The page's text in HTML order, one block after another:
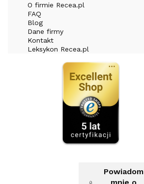
O firmie Recea.pl
FAQ
Blog
Dane firmy
Kontakt
Leksykon Recea.pl
Powiadom